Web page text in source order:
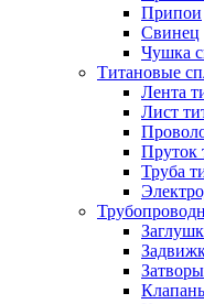
Припои
Свинец
Чушка
Титановые
Лента
Лист
Пруток
Труба
Затворы